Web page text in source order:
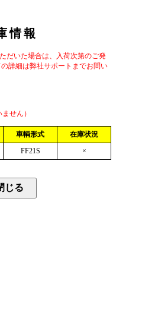
情報
だいた場合は、入荷次第のご発
詳細は弊社サポートまでお問い
せん）
車輌形式
在庫状況
FF21S ×